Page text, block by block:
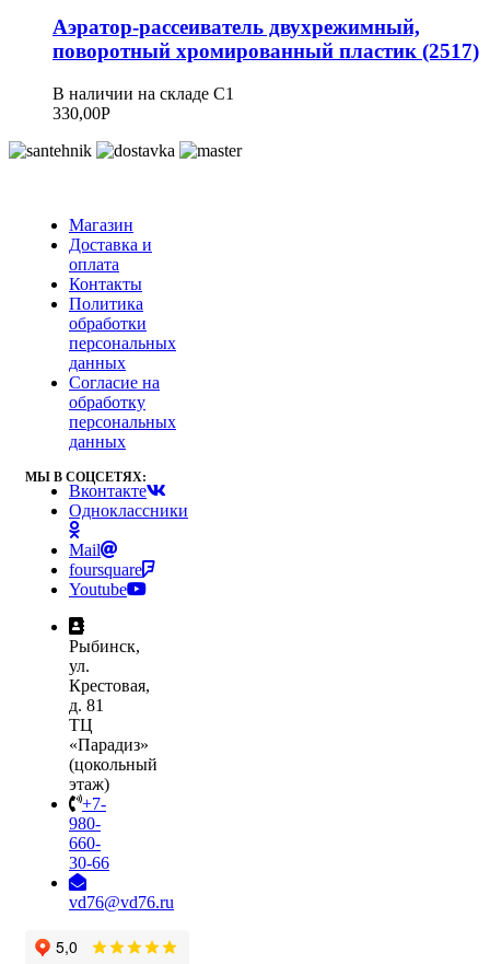
Аэратор-рассеиватель двухрежимный,
поворотный хромированный пластик (2517)
В наличии на складе С1
330,00Р
Магазин
Доставка и
оплата
Контакты
Политика
обработки
персональных
данных
Согласие на
обработку
персональных
данных
МЫ В СОЦСЕТЯХ:
Вконтакте
Одноклассники
Mail
foursquare
Youtube
Рыбинск,
ул.
Крестовая,
д. 81
ТЦ
«Парадиз»
(цокольный
этаж)
+7-
980-
660-
30-66
vd76@vd76.ru